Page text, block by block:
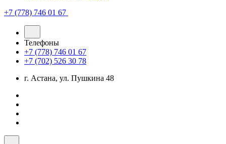
+7 (778) 746 01 67
Телефоны
+7 (778) 746 01 67
+7 (702) 526 30 78
г. Астана, ул. Пушкина 48